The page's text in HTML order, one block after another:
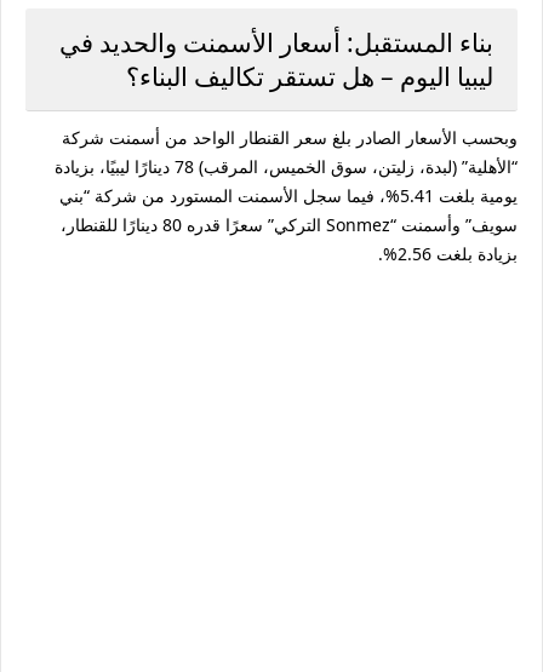
بناء المستقبل: أسعار الأسمنت والحديد في
ليبيا اليوم – هل تستقر تكاليف البناء؟
وبحسب الأسعار الصادر بلغ سعر القنطار الواحد من أسمنت شركة
“الأهلية” (لبدة، زليتن، سوق الخميس، المرقب) 78 دينارًا ليبيًا، بزيادة
يومية بلغت 5.41%، فيما سجل الأسمنت المستورد من شركة “بني
سويف” وأسمنت “Sonmez التركي” سعرًا قدره 80 دينارًا للقنطار،
بزيادة بلغت 2.56%.